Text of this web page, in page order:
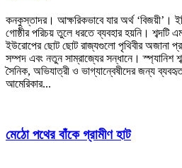
কনকুস্তাদর। আক্ষরিকভাবে যার অর্থ ‘বিজয়ী’।
গোষ্ঠীর পরিচয় তুলে ধরতে ব্যবহার হয়নি। শব্দটি
ইউরোপের ছোট ছোট রাজ্যগুলো পৃথিবীর অজানা
সম্পদ এবং নতুন সাম্রাজ্যের সন্ধানে। স্প্যানিশ
সৈনিক, অভিযাত্রী ও ভাগ্যান্বেষীদের জন্য
আমেরিকার...
মেঠো পথের বাঁকে গ্রামীণ হাট